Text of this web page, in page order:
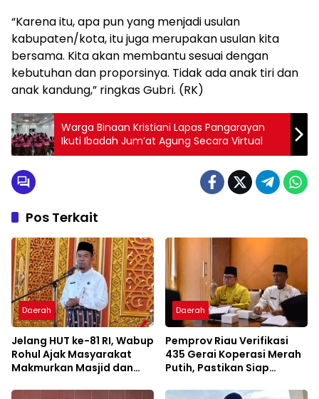
“Karena itu, apa pun yang menjadi usulan
kabupaten/kota, itu juga merupakan usulan kita
bersama. Kita akan membantu sesuai dengan
kebutuhan dan proporsinya. Tidak ada anak tiri dan
anak kandung,” ringkas Gubri. (RK)
Warga Binaan Kristiani Lapas Pangarayan
Ikuti Ibadah Jum’at Agung Secara Virtual
Pos Terkait
Daerah
Jelang HUT ke-81 RI, Wabup
Rohul Ajak Masyarakat
Makmurkan Masjid dan
Daerah
Pemprov Riau Verifikasi
435 Gerai Koperasi Merah
Putih, Pastikan Siap